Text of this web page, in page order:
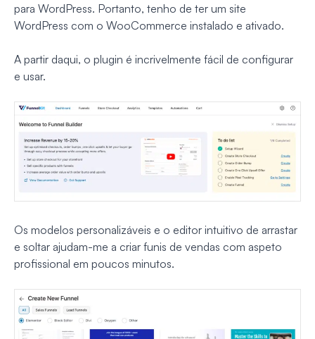
para WordPress. Portanto, tenho de ter um site
WordPress com o WooCommerce instalado e ativado.
A partir daqui, o plugin é incrivelmente fácil de configurar
e usar.
Os modelos personalizáveis e o editor intuitivo de arrastar
e soltar ajudam-me a criar funis de vendas com aspeto
profissional em poucos minutos.